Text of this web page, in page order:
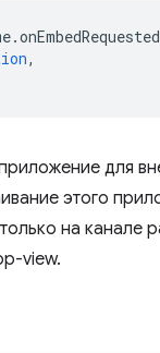
.onEmbedRequested
,
для
этого
на канале
view.